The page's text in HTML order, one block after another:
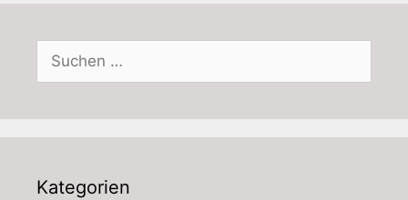
Suchen
nach:
Kategorien